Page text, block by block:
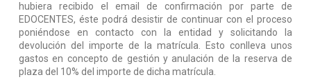
hubiera recibido el email de confirmación por parte de
EDOCENTES, éste podrá desistir de continuar con el proceso
poniéndose en contacto con la entidad y solicitando la
devolución del importe de la matrícula. Esto conlleva unos
gastos en concepto de gestión y anulación de la reserva de
plaza del 10% del importe de dicha matrícula.